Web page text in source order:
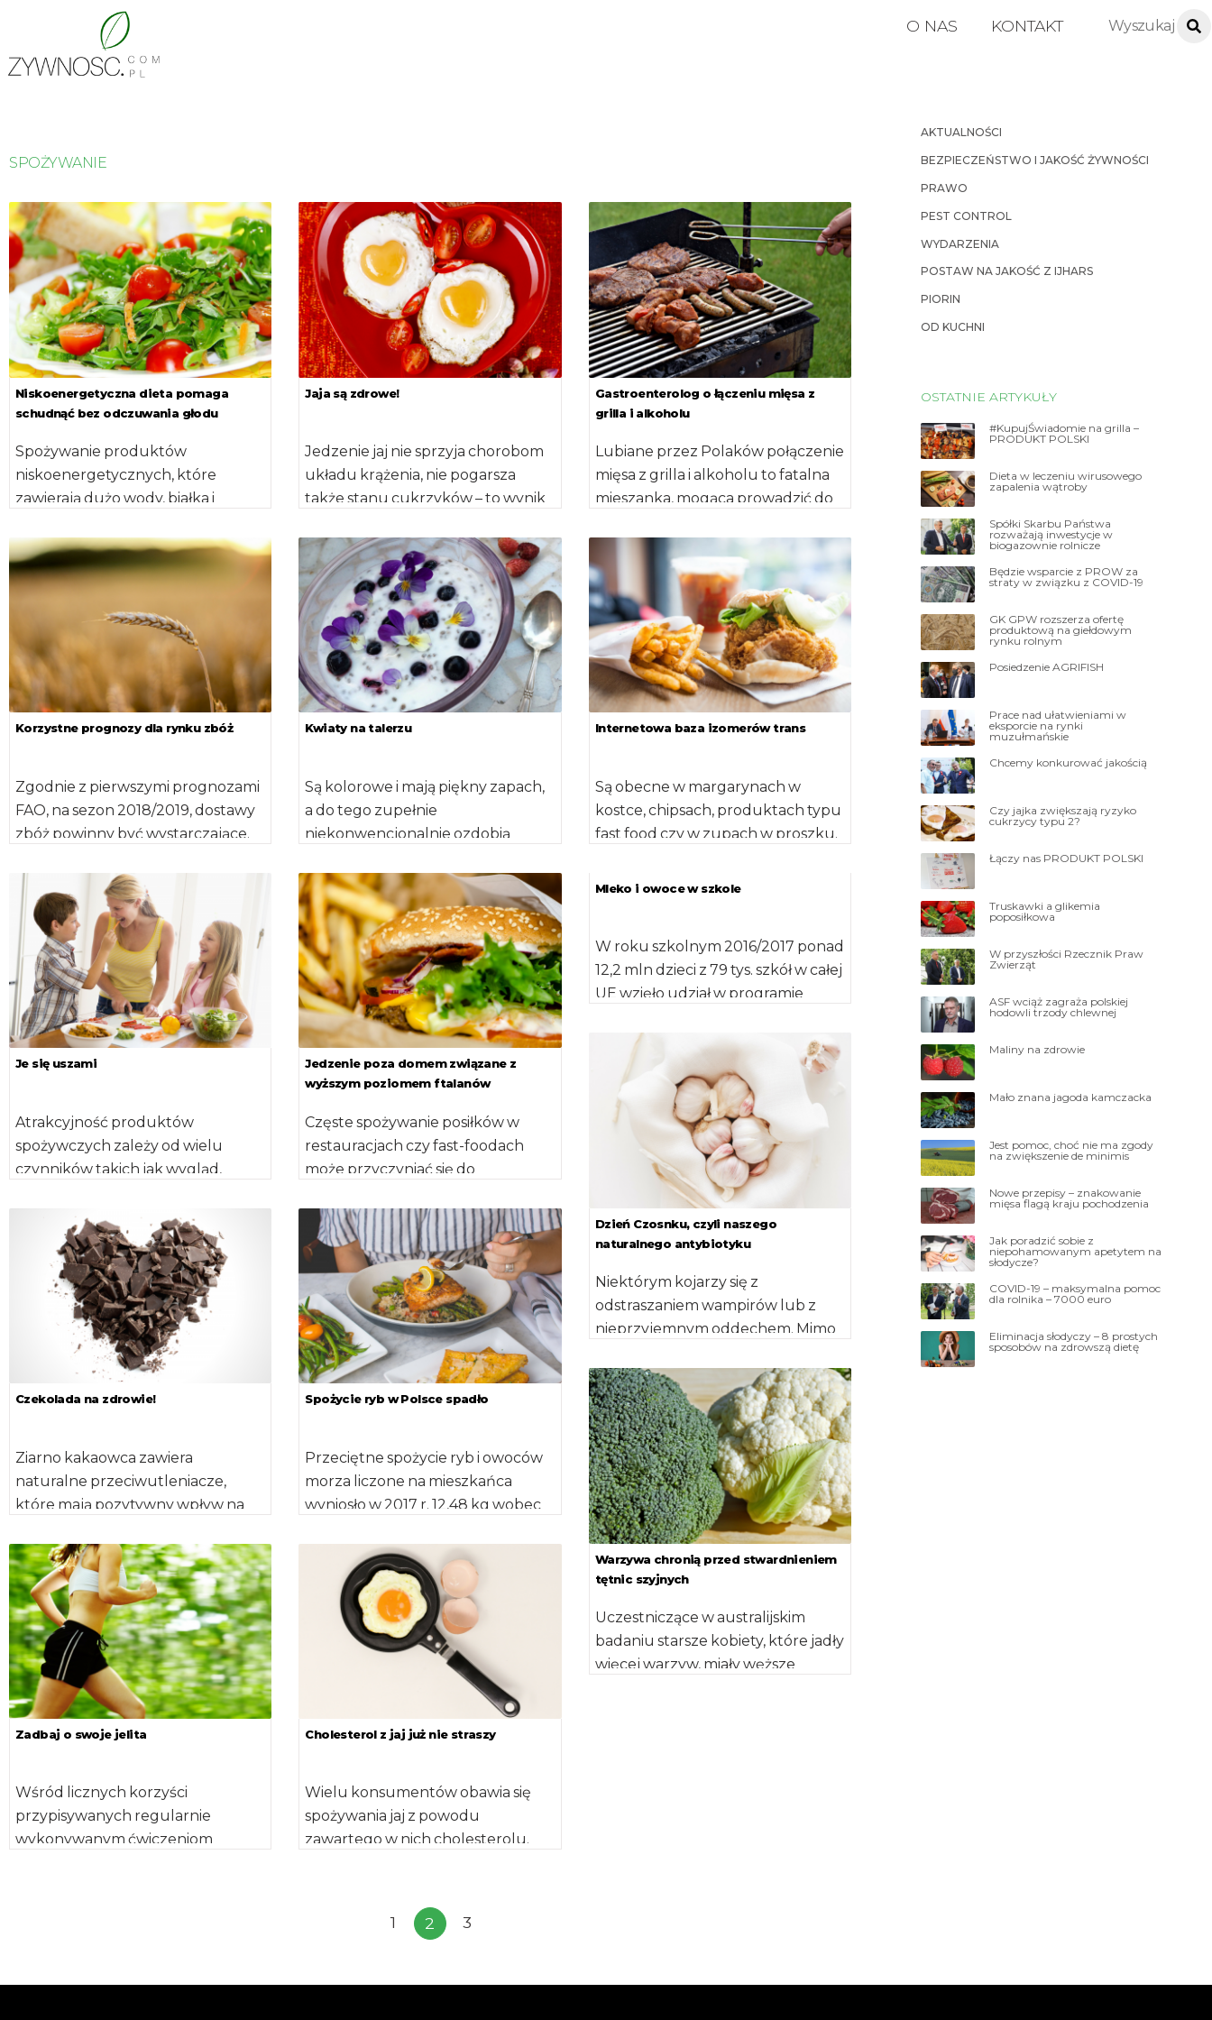
O NAS KONTAKT
SPOŻYWANIE
Niskoenergetyczna dieta pomaga
schudnąć bez odczuwania głodu
Spożywanie produktów
niskoenergetycznych, które
zawierają dużo wody, białka i
mięso czy ryż, pomaga zgubić
zbędne kilogramy […]
Jaja są zdrowe!
Jedzenie jaj nie sprzyja chorobom
układu krążenia, nie pogarsza
także stanu cukrzyków – to wynik
Jak wynika […]
Gastroenterolog o łączeniu mięsa z
grilla i alkoholu
Lubiane przez Polaków połączenie
mięsa z grilla i alkoholu to fatalna
mieszanka, mogąca prowadzić do
Korzystne prognozy dla rynku zbóż
Zgodnie z pierwszymi prognozami
FAO, na sezon 2018/2019, dostawy
zbóż powinny być wystarczające.
polach oraz […]
Kwiaty na talerzu
Są kolorowe i mają piękny zapach,
a do tego zupełnie
niekonwencjonalnie ozdobią
wyszukaną jak komunijny tort. […]
Internetowa baza izomerów trans
Są obecne w margarynach w
kostce, chipsach, produktach typu
fast food czy w zupach w proszku.
Je się uszami
Atrakcyjność produktów
spożywczych zależy od wielu
czynników takich jak wygląd,
prowadzonych na Wydziale Nauk
Jedzenie poza domem związane z
wyższym poziomem ftalanów
Częste spożywanie posiłków w
restauracjach czy fast-foodach
może przyczyniać się do
ftalanów w organizmie – ostrzegają
naukowcy […]
Mleko i owoce w szkole
W roku szkolnym 2016/2017 ponad
12,2 mln dzieci z 79 tys. szkół w całej
UE wzięło udział w programie
Dzień Czosnku, czyli naszego
naturalnego antybiotyku
Niektórym kojarzy się z
odstraszaniem wampirów lub z
nieprzyjemnym oddechem. Mimo
przełamać się i wprowadzić go […]
Czekolada na zdrowie!
Ziarno kakaowca zawiera
naturalne przeciwutleniacze,
które mają pozytywny wpływ na
Udowodniono, że regularne
spożywanie proszku kakaowego
[…]
Spożycie ryb w Polsce spadło
Przeciętne spożycie ryb i owoców
morza liczone na mieszkańca
wyniosło w 2017 r. 12,48 kg wobec
Warzywa chronią przed stwardnieniem
tętnic szyjnych
Uczestniczące w australijskim
badaniu starsze kobiety, które jadły
więcej warzyw, miały węższe
Zadbaj o swoje jelita
Wśród licznych korzyści
przypisywanych regularnie
wykonywanym ćwiczeniom
Cholesterol z jaj już nie straszy
Wielu konsumentów obawia się
spożywania jaj z powodu
zawartego w nich cholesterolu.
1 2 3
AKTUALNOŚCI
BEZPIECZEŃSTWO I JAKOŚĆ ŻYWNOŚCI
PRAWO
PEST CONTROL
WYDARZENIA
POSTAW NA JAKOŚĆ Z IJHARS
PIORIN
OD KUCHNI
OSTATNIE ARTYKUŁY
#KupujŚwiadomie na grilla –
PRODUKT POLSKI
Dieta w leczeniu wirusowego
zapalenia wątroby
Spółki Skarbu Państwa
rozważają inwestycje w
biogazownie rolnicze
Będzie wsparcie z PROW za
straty w związku z COVID-19
GK GPW rozszerza ofertę
produktową na giełdowym
rynku rolnym
Posiedzenie AGRIFISH
Prace nad ułatwieniami w
eksporcie na rynki
muzułmańskie
Chcemy konkurować jakością
Czy jajka zwiększają ryzyko
cukrzycy typu 2?
Łączy nas PRODUKT POLSKI
Truskawki a glikemia
poposiłkowa
W przyszłości Rzecznik Praw
Zwierząt
ASF wciąż zagraża polskiej
hodowli trzody chlewnej
Maliny na zdrowie
Mało znana jagoda kamczacka
Jest pomoc, choć nie ma zgody
na zwiększenie de minimis
Nowe przepisy – znakowanie
mięsa flagą kraju pochodzenia
Jak poradzić sobie z
niepohamowanym apetytem na
słodycze?
COVID-19 – maksymalna pomoc
dla rolnika – 7000 euro
Eliminacja słodyczy – 8 prostych
sposobów na zdrowszą dietę